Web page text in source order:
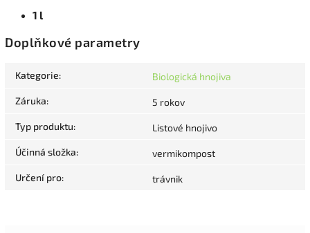
1 l
Doplňkové parametry
Kategorie: Biologická hnojiva
Záruka: 5 rokov
Typ produktu: Listové hnojivo
Účinná složka: vermikompost
Určení pro: trávnik